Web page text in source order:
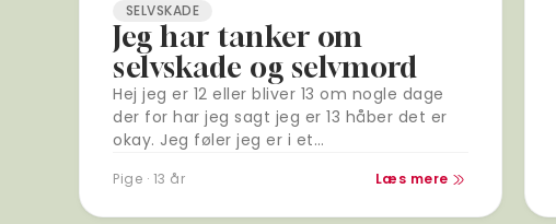
SELVSKADE
Jeg har tanker om
selvskade og selvmord
Hej jeg er 12 eller bliver 13 om nogle dage
der for har jeg sagt jeg er 13 håber det er
okay. Jeg føler jeg er i et…
Pige · 13 år Læs mere